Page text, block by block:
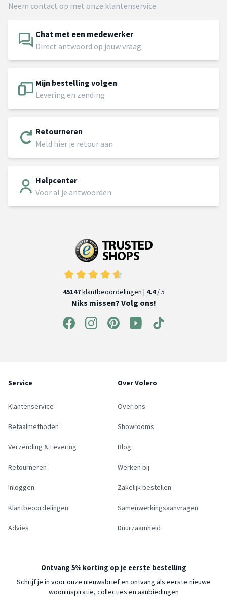
Neem contact op met onze klantenservice
Chat met een medewerker
Direct antwoord op jouw vraag
Mijn bestelling volgen
Levering en zending
Retourneren
Meld hier je retour aan
Helpcenter
Voor al je antwoorden
45147klantbeoordelingen | 4.4/ 5
Niks missen? Volg ons!
Service
Klantenservice
Betaalmethoden
Verzending & Levering
Retourneren
Inloggen
Klantbeoordelingen
Advies
Over Volero
Over ons
Showrooms
Blog
Werken bij
Zakelijk bestellen
Samenwerkingsaanvragen
Duurzaamheid
Ontvang 5% korting op je eerste bestelling
Schrijf je in voor onze nieuwsbrief en ontvang als eerste nieuwe
wooninspiratie, collecties en aanbiedingen